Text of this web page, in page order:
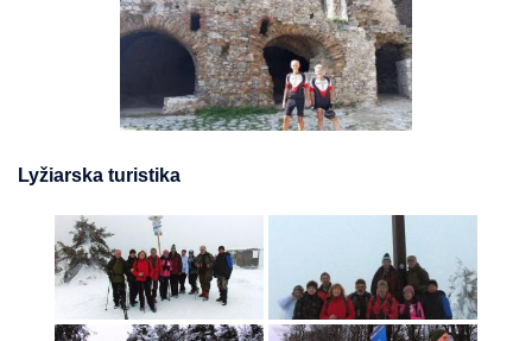
Lyžiarska turistika